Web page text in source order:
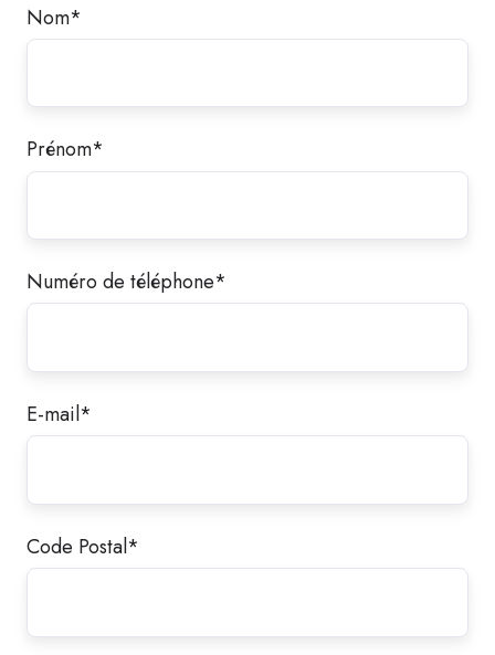
Nom*
Prénom*
Numéro de téléphone*
E-mail*
Code Postal*